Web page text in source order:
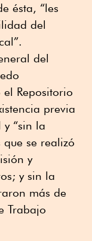
ésta, “les
del
del
Repositorio
previa
“sin la
se realizó
y
y sin la
más de
Trabajo